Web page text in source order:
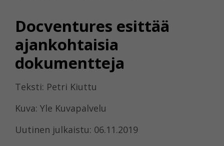
Docventures esittää
ajankohtaisia
dokumentteja
Teksti: Petri Kiuttu
Kuva: Yle Kuvapalvelu
Uutinen julkaistu: 06.11.2019